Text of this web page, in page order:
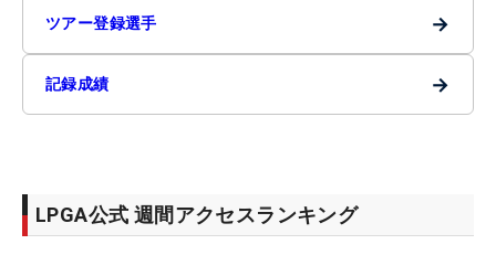
ツアー登録選手 →
記録成績 →
LPGA公式 週間アクセスランキング